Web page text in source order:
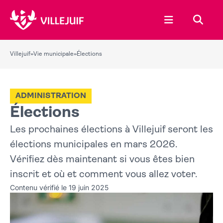
Ouvrir le
Villejuif»Vie municipale»Élections
Élections
ADMINISTRATION
Les prochaines élections à Villejuif seront les
élections municipales en mars 2026.
Vérifiez dès maintenant si vous êtes bien
inscrit et où et comment vous allez voter.
Contenu vérifié le 19 juin 2025